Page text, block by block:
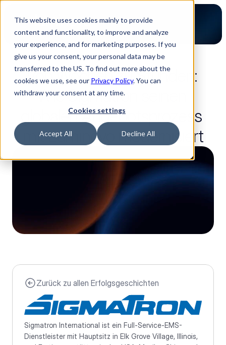
This website uses cookies mainly to provide
content and functionality, to improve and analyze
your experience, and for marketing purposes. If you
give us your consent, your personal data may be
transferred to the US. To find out more about the
cookies we use, see our Privacy Policy. You can
withdraw your consent at any time.
Cookies settings
Accept All Decline All
2 Lesezeit
Von Wochen zu Stunden:
Wie Sigmatron seinen
globalen Angebotsprozess
mit Luminovo modernisiert
Zurück zu allen Erfolgsgeschichten
Sigmatron International ist ein Full-Service-EMS-
Dienstleister mit Hauptsitz in Elk Grove Village, Illinois,